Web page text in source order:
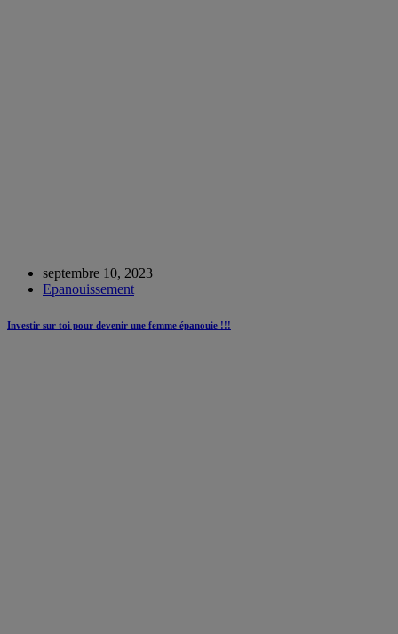
septembre 10, 2023
Epanouissement
Investir sur toi pour devenir une femme épanouie !!!